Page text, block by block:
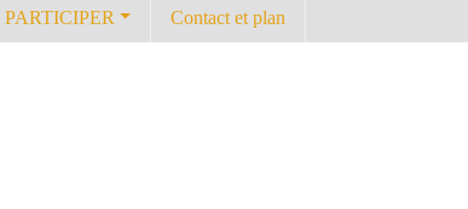
PARTICIPER Contact et plan